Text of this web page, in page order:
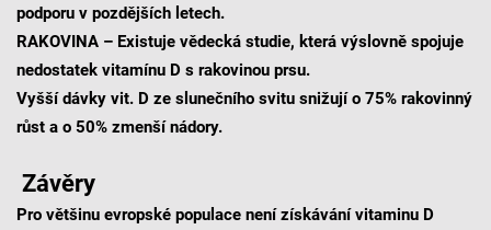
podporu v pozdějších letech.
RAKOVINA – Existuje vědecká studie, která výslovně spojuje
nedostatek vitamínu D s rakovinou prsu.
Vyšší dávky vit. D ze slunečního svitu snižují o 75% rakovinný
růst a o 50% zmenší nádory.
Závěry
Pro většinu evropské populace není získávání vitaminu D